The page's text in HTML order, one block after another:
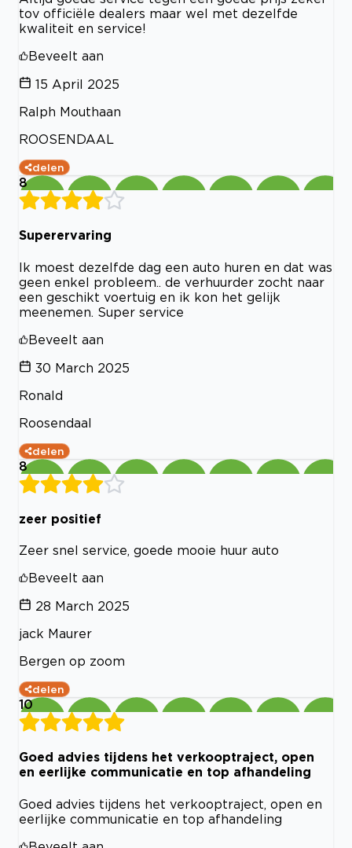
tov officiële dealers maar wel met dezelfde
kwaliteit en service!
Beveelt aan
15 April 2025
Ralph Mouthaan
ROOSENDAAL
delen
8
Superervaring
Ik moest dezelfde dag een auto huren en dat was
geen enkel probleem.. de verhuurder zocht naar
een geschikt voertuig en ik kon het gelijk
meenemen. Super service
Beveelt aan
30 March 2025
Ronald
Roosendaal
delen
8
zeer positief
Zeer snel service, goede mooie huur auto
Beveelt aan
28 March 2025
jack Maurer
Bergen op zoom
delen
10
Goed advies tijdens het verkooptraject, open
en eerlijke communicatie en top afhandeling
Goed advies tijdens het verkooptraject, open en
eerlijke communicatie en top afhandeling